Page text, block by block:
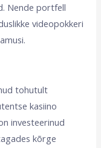
Nende portfell
videopokkeri
tohutult
kasiino
investeerinud
kõrge